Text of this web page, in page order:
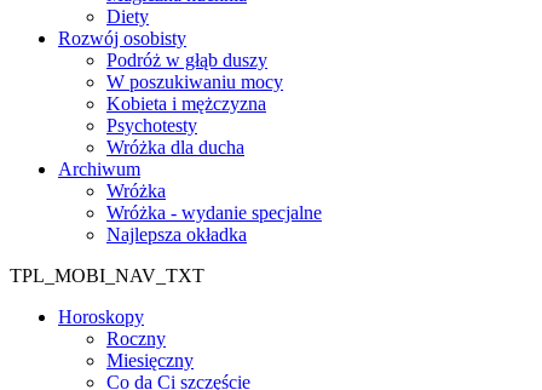
Diety
Rozwój osobisty
Podróż w głąb duszy
W poszukiwaniu mocy
Kobieta i mężczyzna
Psychotesty
Wróżka dla ducha
Archiwum
Wróżka
Wróżka - wydanie specjalne
Najlepsza okładka
TPL_MOBI_NAV_TXT
Horoskopy
Roczny
Miesięczny
Co da Ci szczęście